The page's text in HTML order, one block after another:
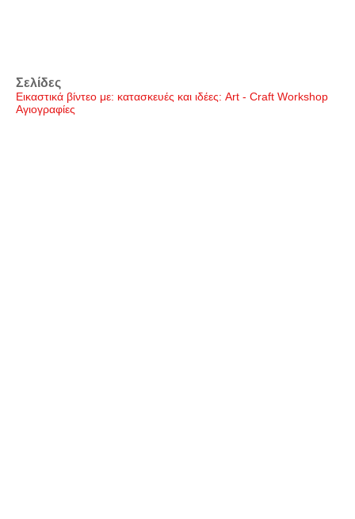
Σελίδες
Εικαστικά βίντεο με: κατασκευές και ιδέες: Art - Craft Workshop
Αγιογραφίες